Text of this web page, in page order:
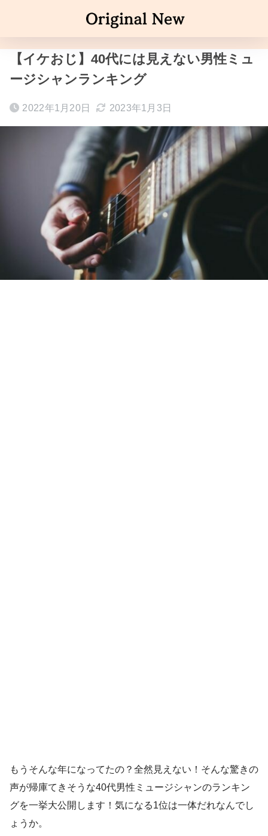
【イケおじ】40代には見えない男性ミュ
ージシャンランキング
2022年1月20日 2023年1月3日
もうそんな年になってたの？全然見えない！そんな驚きの
声が帰庫てきそうな40代男性ミュージシャンのランキン
グを一挙大公開します！気になる1位は一体だれなんでし
ょうか。